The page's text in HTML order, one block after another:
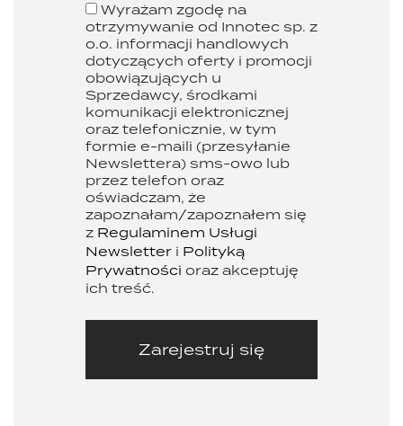
Wyrażam zgodę na
otrzymywanie od Innotec sp. z
o.o. informacji handlowych
dotyczących oferty i promocji
obowiązujących u
Sprzedawcy, środkami
komunikacji elektronicznej
oraz telefonicznie, w tym
formie e-maili (przesyłanie
Newslettera) sms-owo lub
przez telefon oraz
oświadczam, że
zapoznałam/zapoznałem się
z Regulaminem Usługi
Newsletter i Polityką
Prywatności oraz akceptuję
ich treść.